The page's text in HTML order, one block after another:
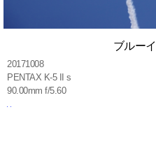
ブルー
20171008
PENTAX K-5 II s
90.00mm f/5.60